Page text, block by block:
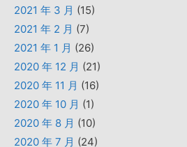
2021 年 3 月 (15)
2021 年 2 月 (7)
2021 年 1 月 (26)
2020 年 12 月 (21)
2020 年 11 月 (16)
2020 年 10 月 (1)
2020 年 8 月 (10)
2020 年 7 月 (24)